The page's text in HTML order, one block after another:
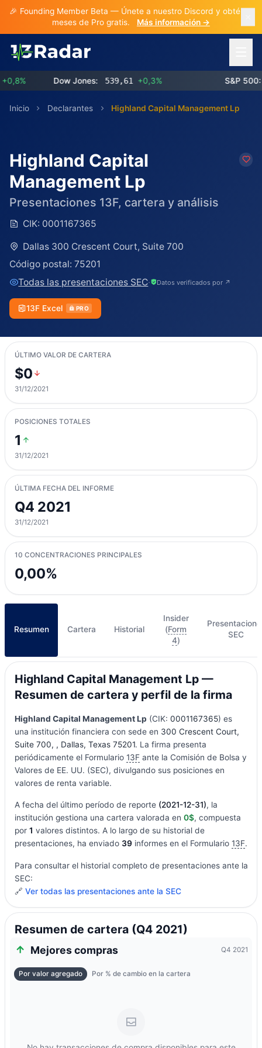
🎉 Founding Member Beta — Únete a nuestro Discord y obtén 3
meses de Pro gratis.
Más información →
Dow Jones: 539,61 +0,3% S&P 500:
Inicio Declarantes Highland Capital Management Lp
Highland Capital
Management Lp
Presentaciones 13F, cartera y análisis
CIK: 0001167365
Dallas 300 Crescent Court, Suite 700
Código postal: 75201
Todas las presentaciones SEC· Datos verificados por ↗
13F Excel PRO
ÚLTIMO VALOR DE CARTERA
$0
31/12/2021
POSICIONES TOTALES
1
31/12/2021
ÚLTIMA FECHA DEL INFORME
Q4 2021
31/12/2021
10 CONCENTRACIONES PRINCIPALES
0,00%
Resumen Cartera Historial
Insider
(Form
4)
SEC
Highland Capital Management Lp —
Resumen de cartera y perfil de la firma
Highland Capital Management Lp (CIK: 0001167365) es
una institución financiera con sede en 300 Crescent Court,
Suite 700, , Dallas, Texas 75201. La firma presenta
periódicamente el Formulario 13Fante la Comisión de Bolsa y
Valores de EE. UU. (SEC), divulgando sus posiciones en
valores de renta variable.
A fecha del último período de reporte (2021-12-31), la
institución gestiona una cartera valorada en 0$, compuesta
por 1 valores distintos. A lo largo de su historial de
presentaciones, ha enviado 39informes en el Formulario 13F.
Para consultar el historial completo de presentaciones ante la
SEC:
🔗 Ver todas las presentaciones ante la SEC
Resumen de cartera (Q4 2021)
Mejores compras Q4 2021
Por valor agregado Por % de cambio en la cartera